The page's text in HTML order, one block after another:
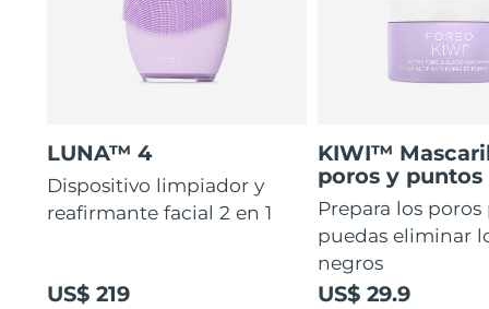
LUNA™ 4
Dispositivo limpiador y
reafirmante facial 2 en 1
US$ 219
KIWI™
poros y puntos
Prepara los
puedas eliminar
negros
US$ 29.9